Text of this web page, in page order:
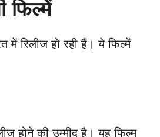
फिल्में
में रिलीज हो रही हैं। ये फिल्में
होने की उम्मीद है। यह फिल्म